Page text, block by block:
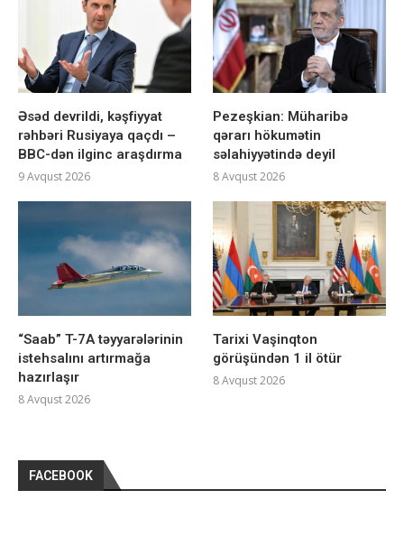
Əsəd devrildi, kəşfiyyat
rəhbəri Rusiyaya qaçdı –
BBC-dən ilginc araşdırma
9 Avqust 2026
Pezeşkian: Müharibə
qərarı hökumətin
səlahiyyətində deyil
8 Avqust 2026
“Saab” T-7A təyyarələrinin
istehsalını artırmağa
hazırlaşır
8 Avqust 2026
Tarixi Vaşinqton
görüşündən 1 il ötür
8 Avqust 2026
FACEBOOK